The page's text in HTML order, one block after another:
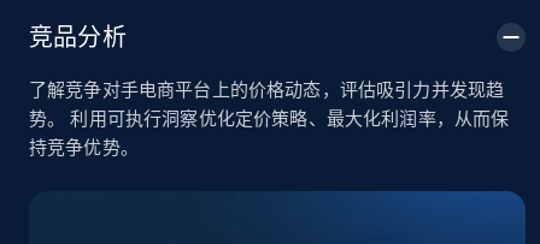
URL, Title, Available, Description, Currency, Initial
5.4K+ 668+ 立即开始
竞品分析
了解竞争对手电商平台上的价格动态，评估吸引力并发现趋
势。 利用可执行洞察优化定价策略、最大化利润率，从而保
持竞争优势。